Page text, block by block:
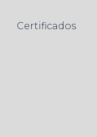
Certificados